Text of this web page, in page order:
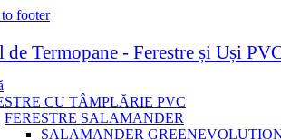
footer
CU TÂMPLĂRIE PVC
FERESTRE SALAMANDER
SALAMANDER